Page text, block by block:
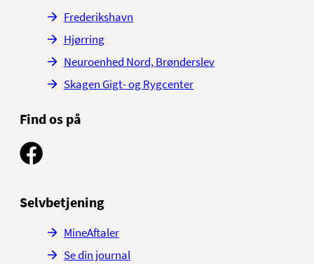
Frederikshavn
Hjørring
Neuroenhed Nord, Brønderslev
Skagen Gigt- og Rygcenter
Find os på
Selvbetjening
MineAftaler
Se din journal